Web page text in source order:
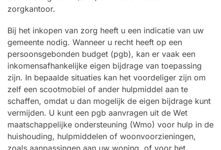
zorgkantoor.
Bij het inkopen van zorg heeft u een indicatie van uw
gemeente nodig. Wanneer u recht heeft op een
persoonsgebonden budget (pgb), kan er vaak een
inkomensafhankelijke eigen bijdrage van toepassing
zijn. In bepaalde situaties kan het voordeliger zijn om
zelf een scootmobiel of ander hulpmiddel aan te
schaffen, omdat u dan mogelijk de eigen bijdrage kunt
vermijden. U kunt een pgb aanvragen uit de Wet
maatschappelijke ondersteuning (Wmo) voor hulp in de
huishouding, hulpmiddelen of woonvoorzieningen,
zoals aanpassingen aan uw woning, of voor het